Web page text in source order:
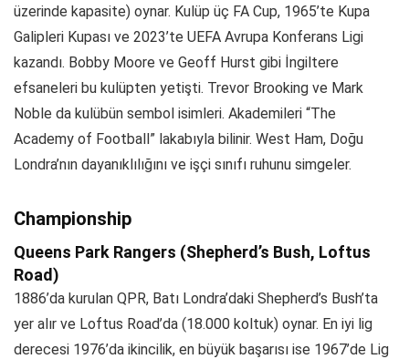
üzerinde kapasite) oynar. Kulüp üç FA Cup, 1965’te Kupa
Galipleri Kupası ve 2023’te UEFA Avrupa Konferans Ligi
kazandı. Bobby Moore ve Geoff Hurst gibi İngiltere
efsaneleri bu kulüpten yetişti. Trevor Brooking ve Mark
Noble da kulübün sembol isimleri. Akademileri “The
Academy of Football” lakabıyla bilinir. West Ham, Doğu
Londra’nın dayanıklılığını ve işçi sınıfı ruhunu simgeler.
Championship
Queens Park Rangers (Shepherd’s Bush, Loftus
Road)
1886’da kurulan QPR, Batı Londra’daki Shepherd’s Bush’ta
yer alır ve Loftus Road’da (18.000 koltuk) oynar. En iyi lig
derecesi 1976’da ikincilik, en büyük başarısı ise 1967’de Lig